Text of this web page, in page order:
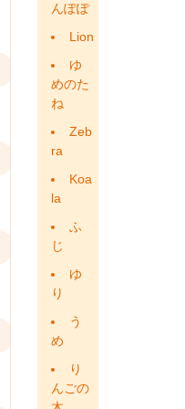
んぽぽ
Lion
ゆ
めのた
ね
Zeb
ra
Koa
la
ふ
じ
ゆ
り
う
め
り
んごの